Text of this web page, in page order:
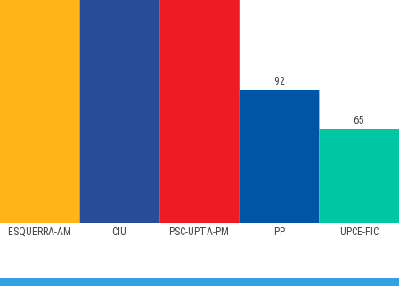
ESQUERRA-AM CIU PSC-UPTA-PM PP UPCE-FIC
92
65